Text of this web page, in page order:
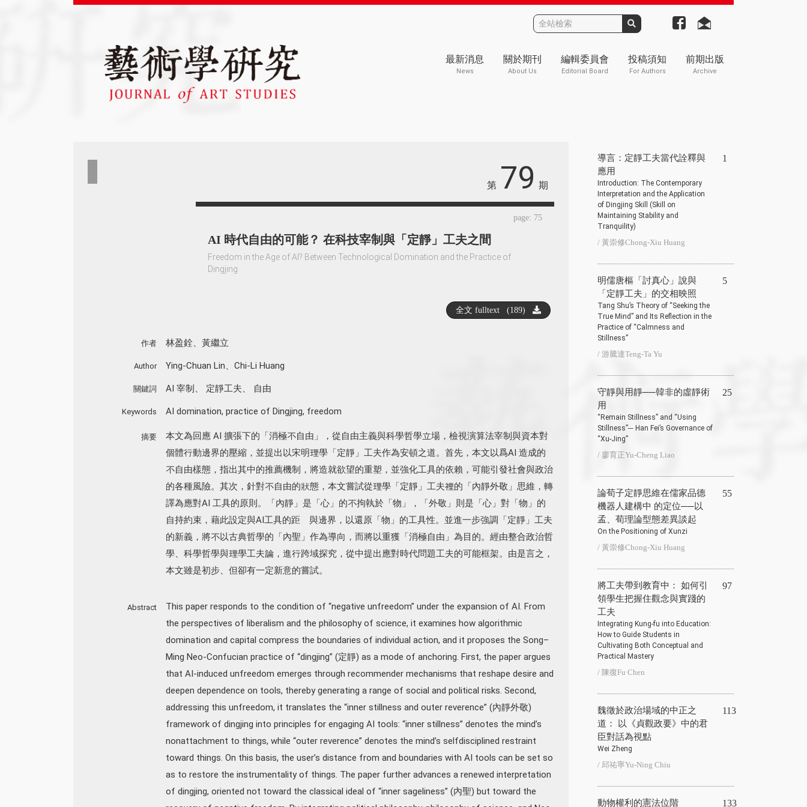
最新消息
News
關於期刊
About Us
編輯委員會
Editorial Board
投稿須知
For Authors
前期出版
Archive
第 79 期
page: 75
AI 時代自由的可能？ 在科技宰制與「定靜」工夫之間
Freedom in the Age of AI? Between Technological Domination and the Practice of
Dingjing
作者 林盈銓、黃繼立
Author Ying-Chuan Lin、Chi-Li Huang
關鍵詞 AI 宰制 定靜工夫 自由
Keywords AI domination, practice of Dingjing, freedom
摘要
本文為回應 AI 擴張下的「消極不自由」，從自由主義與科學哲學立場，檢視演算法宰制與資本對
個體行動邊界的壓縮，並提出以宋明理學「定靜」工夫作為安頓之道。首先，本文以爲AI 造成的
不自由樣態，指出其中的推薦機制，將造就欲望的重塑，並強化工具的依賴，可能引發社會與政治
的各種風險。其次，針對不自由的狀態，本文嘗試從理學「定靜」工夫裡的「內靜外敬」思維，轉
譯為應對AI 工具的原則。「內靜」是「心」的不拘執於「物」，「外敬」則是「心」對「物」的
自持約束，藉此設定與AI工具的距離與邊界，以還原「物」的工具性。並進一步強調「定靜」工夫
的新義，將不以古典哲學的「內聖」作為導向，而將以重獲「消極自由」為目的。經由整合政治哲
學、科學哲學與理學工夫論，進行跨域探究，從中提出應對時代問題工夫的可能框架。由是言之，
本文雖是初步、但卻有一定新意的嘗試。
Abstract
This paper responds to the condition of “negative unfreedom” under the expansion of AI. From
the perspectives of liberalism and the philosophy of science, it examines how algorithmic
domination and capital compress the boundaries of individual action, and it proposes the Song–
Ming Neo-Confucian practice of “dingjing” (定靜) as a mode of anchoring. First, the paper argues
that AI-induced unfreedom emerges through recommender mechanisms that reshape desire and
deepen dependence on tools, thereby generating a range of social and political risks. Second,
addressing this unfreedom, it translates the “inner stillness and outer reverence” (內靜外敬)
framework of dingjing into principles for engaging AI tools: “inner stillness” denotes the mind’s
nonattachment to things, while “outer reverence” denotes the mind’s selfdisciplined restraint
toward things. On this basis, the user’s distance from and boundaries with AI tools can be set so
as to restore the instrumentality of things. The paper further advances a renewed interpretation
of dingjing, oriented not toward the classical ideal of “inner sageliness” (內聖) but toward the
導言：定靜工夫當代詮釋與
應用
Introduction: The Contemporary
Interpretation and the Application
of Dingjing Skill (Skill on
Maintaining Stability and
Tranquility)
/ 黃崇修Chong-Xiu Huang
1
明儒唐樞「討真心」說與
「定靜工夫」的交相映照
Tang Shu’s Theory of “Seeking the
True Mind” and Its Reflection in the
Practice of “Calmness and
Stillness”
/ 游騰達Teng-Ta Yu
5
守靜與用靜──韓非的虛靜術
用
“Remain Stillness” and “Using
Stillness”─ Han Fei’s Governance of
“Xu-Jing”
/ 廖育正Yu-Cheng Liao
25
論荀子定靜思維在儒家品德
機器人建構中 的定位──以
孟、荀理論型態差異談起
On the Positioning of Xunzi
/ 黃崇修Chong-Xiu Huang
55
將工夫帶到教育中： 如何引
領學生把握住觀念與實踐的
工夫
Integrating Kung-fu into Education:
How to Guide Students in
Cultivating Both Conceptual and
Practical Mastery
/ 陳復Fu Chen
97
魏徵於政治場域的中正之
道： 以《貞觀政要》中的君
臣對話為視點
Wei Zheng
/ 邱祐寧Yu-Ning Chiu
113
動物權利的憲法位階 133